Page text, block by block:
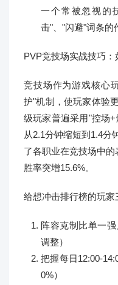
一个常被忽视的
击"、"闪避"词条的
PVP竞技场实战技巧：
竞技场作为游戏核心
护"机制，使玩家体验
级玩家普遍采用"控场
从2.1分钟缩短到1.4分
了各职业在竞技场中
胜率突增15.6%。
给想冲击排行榜的玩家
阵容克制比单一
调整）
把握每日12:00-
0%）